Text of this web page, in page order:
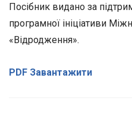
Посібник видано за
програмної ініціативи
«Відродження».
PDF Завантажити